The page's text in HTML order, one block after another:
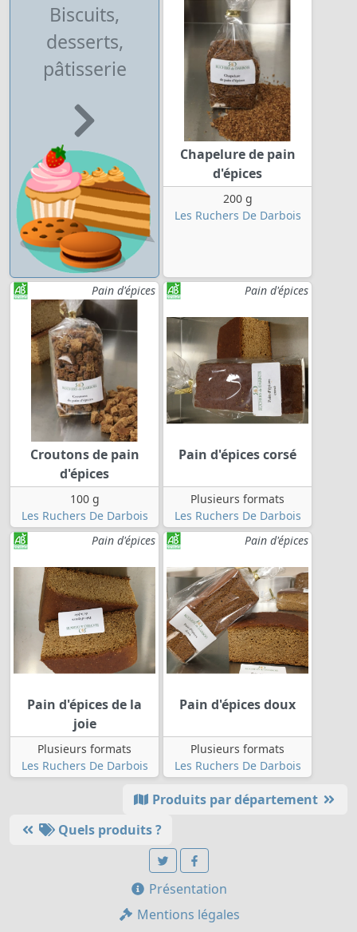
Biscuits,
desserts,
pâtisserie
Chapelure de pain
d'épices
200 g
Les Ruchers De Darbois
Pain d'épices
Croutons de pain
d'épices
100 g
Les Ruchers De Darbois
Pain d'épices
Pain d'épices corsé
Plusieurs formats
Les Ruchers De Darbois
Pain d'épices
Pain d'épices de la
joie
Plusieurs formats
Les Ruchers De Darbois
Pain d'épices
Pain d'épices doux
Plusieurs formats
Les Ruchers De Darbois
Produits par département
Quels produits ?
Présentation
Mentions légales